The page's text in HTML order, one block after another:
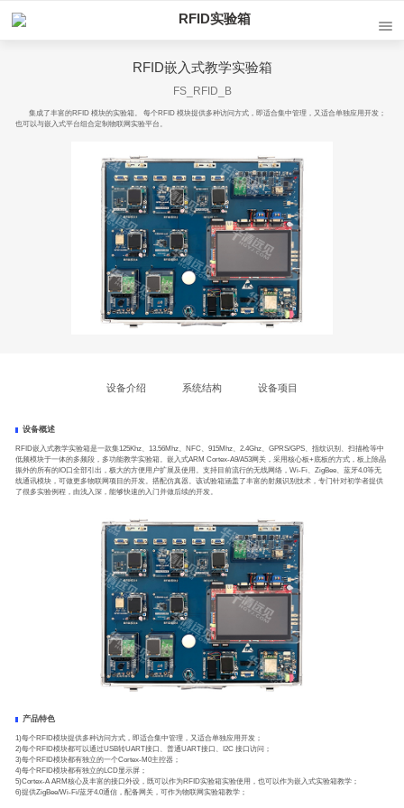
RFID实验箱
RFID嵌入式教学实验箱
FS_RFID_B
集成了丰富的RFID 模块的实验箱。 每个RFID 模块提供多种访问方式，即适合集中管理，又适合单独应用开发；
也可以与嵌入式平台组合定制物联网实验平台。
设备介绍 系统结构 设备项目
设备概述
RFID嵌入式教学实验箱是一款集125Khz、13.56Mhz、NFC、915Mhz、2.4Ghz、GPRS/GPS、指纹识别、扫描枪等中
低频模块于一体的多频段，多功能教学实验箱。嵌入式ARM Cortex-A9/A53网关，采用核心板+底板的方式，板上除晶
振外的所有的IO口全部引出，极大的方便用户扩展及使用。支持目前流行的无线网络，Wi-Fi、ZigBee、蓝牙4.0等无
线通讯模块，可做更多物联网项目的开发。搭配仿真器。该试验箱涵盖了丰富的射频识别技术，专门针对初学者提供
了很多实验例程，由浅入深，能够快速的入门并做后续的开发。
产品特色
1)每个RFID模块提供多种访问方式，即适合集中管理，又适合单独应用开发；
2)每个RFID模块都可以通过USB转UART接口、普通UART接口、I2C 接口访问；
3)每个RFID模块都有独立的一个Cortex-M0主控器；
4)每个RFID模块都有独立的LCD显示屏；
5)Cortex-A ARM核心及丰富的接口外设，既可以作为RFID实验箱实验使用，也可以作为嵌入式实验箱教学；
6)提供ZigBee/Wi-Fi/蓝牙4.0通信，配备网关，可作为物联网实验箱教学；